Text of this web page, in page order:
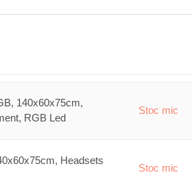
140x60x75cm,
RGB Led
Stoc mic
Headsets
Stoc mic